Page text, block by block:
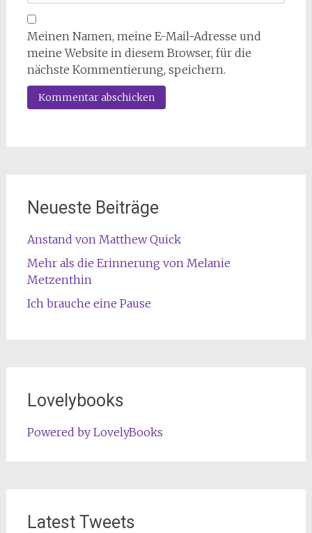
Meinen Namen, meine E-Mail-Adresse und
meine Website in diesem Browser, für die
nächste Kommentierung, speichern.
Neueste Beiträge
Anstand von Matthew Quick
Mehr als die Erinnerung von Melanie
Metzenthin
Ich brauche eine Pause
Lovelybooks
Powered by LovelyBooks
Latest Tweets